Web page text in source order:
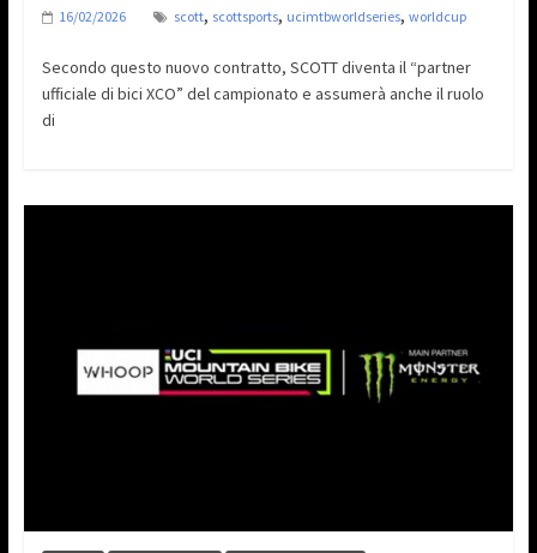
16/02/2026 scott, scottsports, ucimtbworldseries, worldcup
Secondo questo nuovo contratto, SCOTT diventa il “partner
ufficiale di bici XCO” del campionato e assumerà anche il ruolo
di